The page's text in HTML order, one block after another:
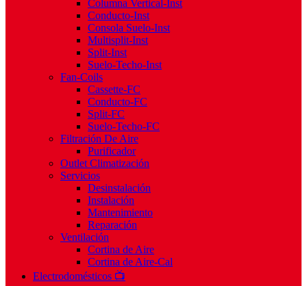
Columna Vertical-Inst
Conducto-Inst
Consola Suelo-Inst
Multisplit-Inst
Split-Inst
Suelo-Techo-Inst
Fan-Coils
Cassette-FC
Conducto-FC
Split-FC
Suelo-Techo-FC
Filtración De Aire
Purificador
Outlet Climatización
Servicios
Desinstalación
Instalación
Mantenimiento
Reparación
Ventilación
Cortina de Aire
Cortina de Aire-Cal
Electrodomésticos 📺